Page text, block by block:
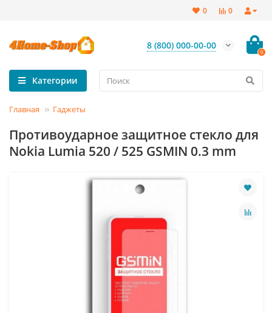
0
0
8 (800) 000-00-00
0
Категории
Главная Гаджеты
Противоударное защитное стекло для
Nokia Lumia 520 / 525 GSMIN 0.3 mm